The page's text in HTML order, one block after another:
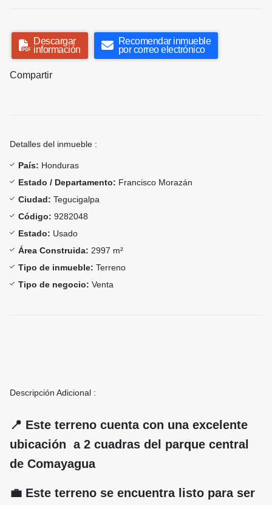
Descargar
información
Recomendar inmueble
por correo electrónico
Compartir
Detalles del inmueble :
País: Honduras
Estado / Departamento: Francisco Morazán
Ciudad: Tegucigalpa
Código: 9282048
Estado: Usado
Área Construida: 2997 m²
Tipo de inmueble: Terreno
Tipo de negocio: Venta
Descripción Adicional :
📍 Este terreno cuenta con una excelente
ubicación a 2 cuadras del parque central
de Comayagua
💼 Este terreno se encuentra listo para ser